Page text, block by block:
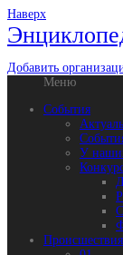
Наверх
Добавить
Меню
События
У
Происшествия